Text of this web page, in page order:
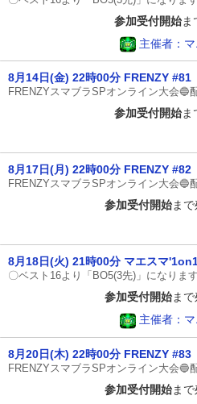
参加受付開始ま
主催者：
8月14日(金) 22時00分 FRENZY #81
参加受付開始ま
8月17日(月) 22時00分 FRENZY #82
参加受付開始まで
8月18日(火) 21時00分 マエスマ
参加受付開始まで
主催者：
8月20日(木) 22時00分 FRENZY #83
参加受付開始まで